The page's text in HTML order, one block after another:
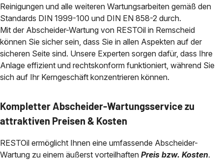
Reinigungen und alle weiteren Wartungsarbeiten gemäß den
Standards DIN 1999-100 und DIN EN 858-2 durch.
Mit der Abscheider-Wartung von RESTOil in Remscheid
können Sie sicher sein, dass Sie in allen Aspekten auf der
sicheren Seite sind. Unsere Experten sorgen dafür, dass Ihre
Anlage effizient und rechtskonform funktioniert, während Sie
sich auf Ihr Kerngeschäft konzentrieren können.
Kompletter Abscheider-Wartungsservice zu
attraktiven Preisen & Kosten
RESTOil ermöglicht Ihnen eine umfassende Abscheider-
Wartung zu einem äußerst vorteilhaften Preis bzw. Kosten.